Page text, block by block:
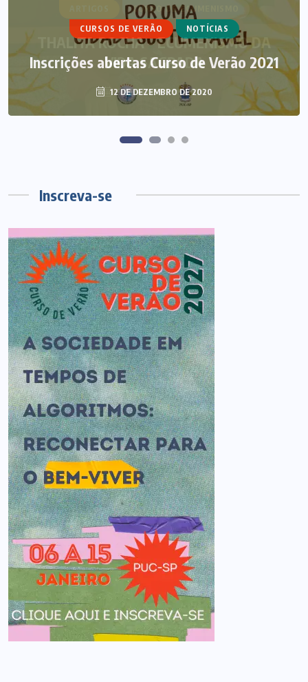
CURSOS DE VERÃO NOTÍCIAS
Inscrições abertas Curso de Verão 2021
12 DE DEZEMBRO DE 2020
CURSO DE ECUMENISMO
THALITA ROCHA – ECUMENISMO DA
VIDA SAGRADA
3 DE AGOSTO DE 2026
Inscreva-se